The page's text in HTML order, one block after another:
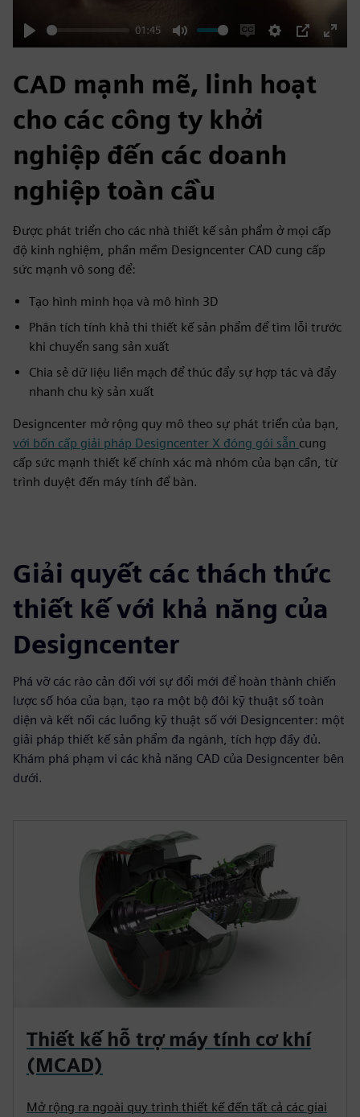
Play
01:45
Mute
EnableSettings
PIP
Enter
CAD mạnh mẽ, linh hoạt
cho các công ty khởi
nghiệp đến các doanh
nghiệp toàn cầu
Được phát triển cho các nhà thiết kế sản phẩm ở mọi cấp
độ kinh nghiệm, phần mềm Designcenter CAD cung cấp
sức mạnh vô song để:
Tạo hình minh họa và mô hình 3D
Phân tích tính khả thi thiết kế sản phẩm để tìm lỗi trước
khi chuyển sang sản xuất
Chia sẻ dữ liệu liền mạch để thúc đẩy sự hợp tác và đẩy
nhanh chu kỳ sản xuất
Designcenter mở rộng quy mô theo sự phát triển của bạn,
với bốn cấp giải pháp Designcenter X đóng gói sẵn cung
cấp sức mạnh thiết kế chính xác mà nhóm của bạn cần, từ
trình duyệt đến máy tính để bàn.
Giải quyết các thách thức
thiết kế với khả năng của
Designcenter
Phá vỡ các rào cản đối với sự đổi mới để hoàn thành chiến
lược số hóa của bạn, tạo ra một bộ đôi kỹ thuật số toàn
diện và kết nối các luồng kỹ thuật số với Designcenter: một
giải pháp thiết kế sản phẩm đa ngành, tích hợp đầy đủ.
Khám phá phạm vi các khả năng CAD của Designcenter bên
dưới.
Thiết kế hỗ trợ máy tính cơ khí
(MCAD)
Mở rộng ra ngoài quy trình thiết kế đến tất cả các giai